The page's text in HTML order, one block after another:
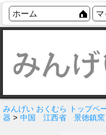
ホーム
みんげい おくむら トップペ
器 > 中国 江西省 景徳鎮窯